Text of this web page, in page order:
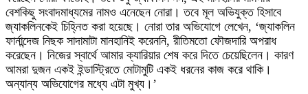
বেশকিছু সংবাদমাধ্যমের নামও এনেছেন নোরা। তবে মূল অভিযুক্ত হিসাবে
জ্যাকলিনকেই চিহ্নিত করা হয়েছে। নোরা তার অভিযোগে লেখেন, ‘জ্যাকলিন
ফার্নান্দেজ নিছক সাদামাটা মানহানিই করেননি, রীতিমতো ফৌজদারি অপরাধ
করেছেন। নিজের স্বার্থে আমার ক্যারিয়ার শেষ করে দিতে চেয়েছিলেন। কারণ
আমরা দুজন একই ইন্ডাস্ট্রিতে মোটামুটি একই ধরনের কাজ করে থাকি।
অন্যান্য অভিযোগের মধ্যে এটা মুখ্য।’